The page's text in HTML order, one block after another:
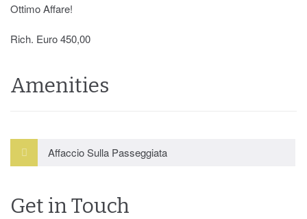
Ottimo Affare!
Rich. Euro 450,00
Amenities
Affaccio Sulla Passeggiata
Get in Touch